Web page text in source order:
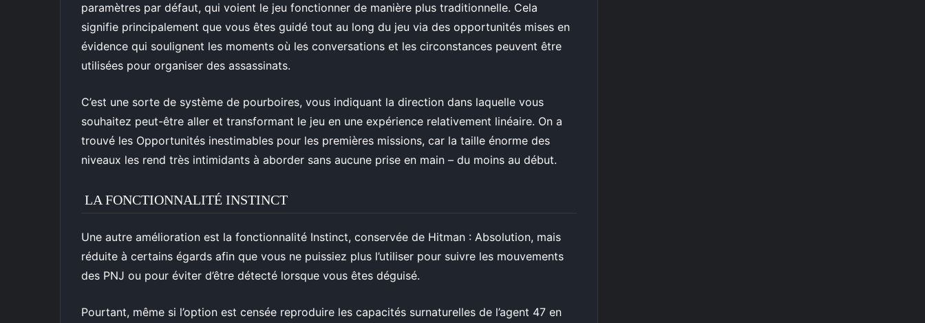
paramètres par défaut, qui voient le jeu fonctionner de manière plus traditionnelle. Cela
signifie principalement que vous êtes guidé tout au long du jeu via des opportunités mises en
évidence qui soulignent les moments où les conversations et les circonstances peuvent être
utilisées pour organiser des assassinats.
C’est une sorte de système de pourboires, vous indiquant la direction dans laquelle vous
souhaitez peut-être aller et transformant le jeu en une expérience relativement linéaire. On a
trouvé les Opportunités inestimables pour les premières missions, car la taille énorme des
niveaux les rend très intimidants à aborder sans aucune prise en main – du moins au début.
LA FONCTIONNALITÉ INSTINCT
Une autre amélioration est la fonctionnalité Instinct, conservée de Hitman : Absolution, mais
réduite à certains égards afin que vous ne puissiez plus l’utiliser pour suivre les mouvements
des PNJ ou pour éviter d’être détecté lorsque vous êtes déguisé.
Pourtant, même si l’option est censée reproduire les capacités surnaturelles de l’agent 47 en